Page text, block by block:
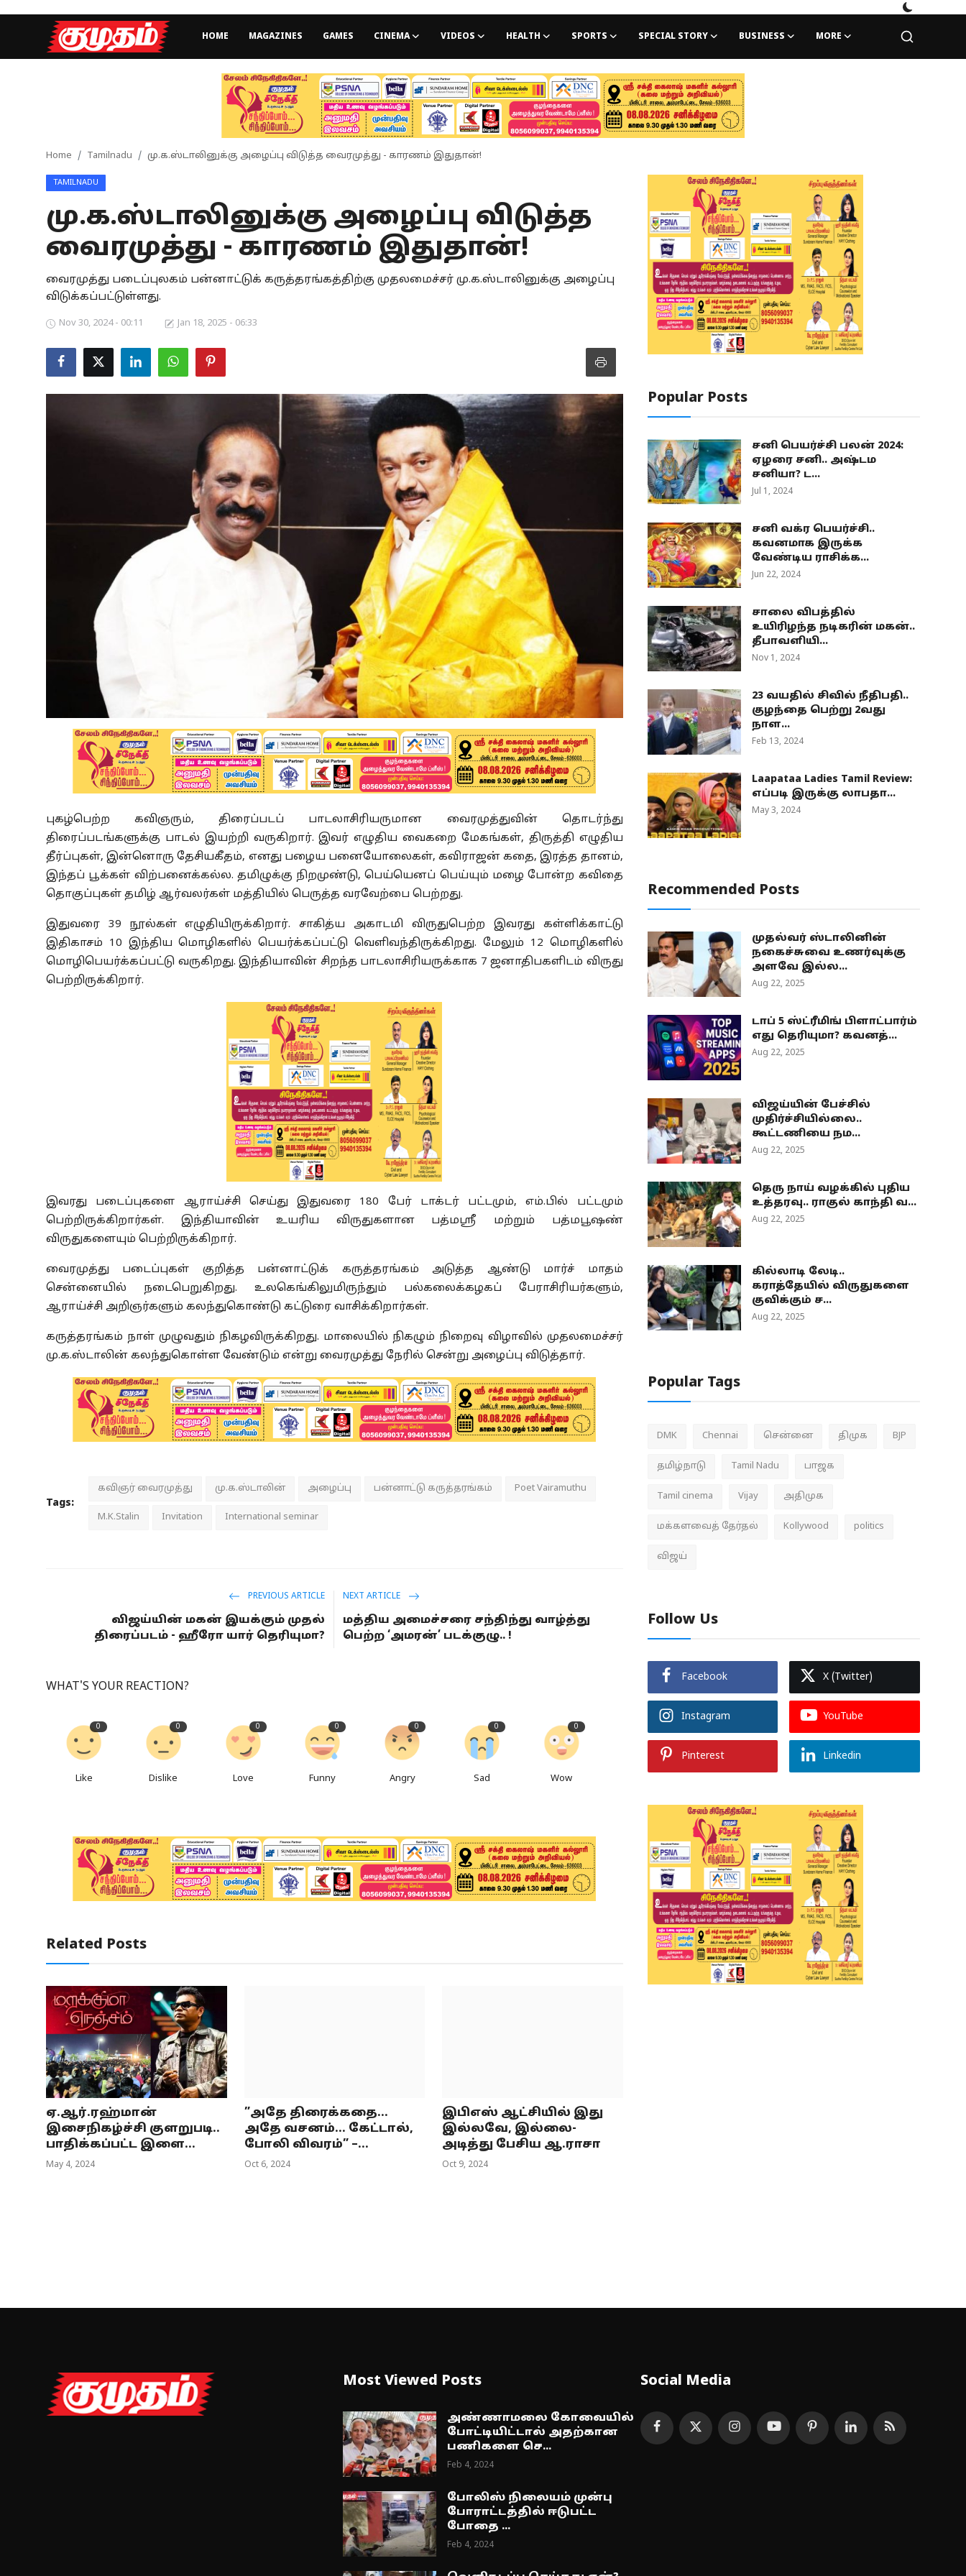
HOME MAGAZINES GAMES CINEMA VIDEOS HEALTH SPORTS SPECIAL STORY BUSINESS MORE
Games
Health
Business
Home Tamilnadu மு.க.ஸ்டாலினுக்கு அழைப்பு விடுத்த வைரமுத்து - காரணம் இதுதான்!
TAMILNADU
மு.க.ஸ்டாலினுக்கு அழைப்பு விடுத்த
வைரமுத்து - காரணம் இதுதான்!
வைரமுத்து படைப்புலகம் பன்னாட்டுக் கருத்தரங்கத்திற்கு முதலமைச்சர் மு.க.ஸ்டாலினுக்கு அழைப்பு
விடுக்கப்பட்டுள்ளது.
Nov 30, 2024 - 00:11 Jan 18, 2025 - 06:33
புகழ்பெற்ற கவிஞரும், திரைப்படப் பாடலாசிரியருமான வைரமுத்துவின் தொடர்ந்து
திரைப்படங்களுக்கு பாடல் இயற்றி வருகிறார். இவர் எழுதிய வைகறை மேகங்கள், திருத்தி எழுதிய
தீர்ப்புகள், இன்னொரு தேசியகீதம், எனது பழைய பனையோலைகள், கவிராஜன் கதை, இரத்த தானம்,
இந்தப் பூக்கள் விற்பனைக்கல்ல. தமிழுக்கு நிறமுண்டு, பெய்யெனப் பெய்யும் ம‌ழை போன்ற கவிதை
தொகுப்புகள் தமிழ் ஆர்வலர்கள் மத்தியில் பெருத்த வரவேற்பை பெற்றது.
இதுவரை 39 நூல்கள் எழுதியிருக்கிறார். சாகித்ய அகாடமி விருதுபெற்ற இவரது கள்ளிக்காட்டு
இதிகாசம் 10 இந்திய மொழிகளில் பெயர்க்கப்பட்டு வெளிவந்திருக்கிறது. மேலும் 12 மொழிகளில்
மொழிபெயர்க்கப்பட்டு வருகிறது. இந்தியாவின் சிறந்த பாடலாசிரியருக்காக 7 ஜனாதிபகளிடம் விருது
பெற்றிருக்கிறார்.
இவரது படைப்புகளை ஆராய்ச்சி செய்து இதுவரை 180 பேர் டாக்டர் பட்டமும், எம்.பில் பட்டமும்
பெற்றிருக்கிறார்கள். இந்தியாவின் உயரிய விருதுகளான பத்மஸ்ரீ மற்றும் பத்மபூஷண்
விருதுகளையும் பெற்றிருக்கிறார்.
வைரமுத்து படைப்புகள் குறித்த பன்னாட்டுக் கருத்தரங்கம் அடுத்த ஆண்டு மார்ச் மாதம்
சென்னையில் நடைபெறுகிறது. உலகெங்கிலுமிருந்தும் பல்கலைக்கழகப் பேராசிரியர்களும்,
ஆராய்ச்சி அறிஞர்களும் கலந்துகொண்டு கட்டுரை வாசிக்கிறார்கள்.
கருத்தரங்கம் நாள் முழுவதும் நிகழவிருக்கிறது. மாலையில் நிகழும் நிறைவு விழாவில் முதலமைச்சர்
மு.க.ஸ்டாலின் கலந்துகொள்ள வேண்டும் என்று வைரமுத்து நேரில் சென்று அழைப்பு விடுத்தார்.
Tags:
கவிஞர் வைரமுத்து மு.க.ஸ்டாலின் அழைப்பு பன்னாட்டு கருத்தரங்கம் Poet Vairamuthu
M.K.Stalin Invitation International seminar
PREVIOUS ARTICLE
விஜய்யின் மகன் இயக்கும் முதல்
திரைப்படம் - ஹீரோ யார் தெரியுமா?
NEXT ARTICLE
மத்திய அமைச்சரை சந்திந்து வாழ்த்து
பெற்ற ‘அமரன்’ படக்குழு.. !
WHAT'S YOUR REACTION?
0
Like
0
Dislike
0
Love
0
Funny
0
Angry
0
Sad
0
Wow
Related Posts
ஏ.ஆர்.ரஹ்மான்
இசைநிகழ்ச்சி குளறுபடி..
பாதிக்கப்பட்ட இளை...
May 4, 2024
”அதே திரைக்கதை...
அதே வசனம்... கேட்டால்,
போலி விவரம்” –...
Oct 6, 2024
இபிஎஸ் ஆட்சியில் இது
இல்லவே, இல்லை-
அடித்து பேசிய ஆ.ராசா
Oct 9, 2024
Popular Posts
சனி பெயர்ச்சி பலன் 2024:
ஏழரை சனி.. அஷ்டம
சனியா? ட...
Jul 1, 2024
சனி வக்ர பெயர்ச்சி..
கவனமாக இருக்க
வேண்டிய ராசிக்க...
Jun 22, 2024
சாலை விபத்தில்
உயிரிழந்த நடிகரின் மகன்..
தீபாவளியி...
Nov 1, 2024
23 வயதில் சிவில் நீதிபதி..
குழந்தை பெற்று 2வது
நாள...
Feb 13, 2024
Laapataa Ladies Tamil Review:
எப்படி இருக்கு லாபதா...
May 3, 2024
Recommended Posts
முதல்வர் ஸ்டாலினின்
நகைச்சுவை உணர்வுக்கு
அளவே இல்ல...
Aug 22, 2025
டாப் 5 ஸ்ட்ரீமிங் பிளாட்பார்ம்
எது தெரியுமா? கவனத்...
Aug 22, 2025
விஜய்யின் பேச்சில்
முதிர்ச்சியில்லை..
கூட்டணியை நம...
Aug 22, 2025
தெரு நாய் வழக்கில் புதிய
உத்தரவு.. ராகுல் காந்தி வ...
Aug 22, 2025
கில்லாடி லேடி..
கராத்தேயில் விருதுகளை
குவிக்கும் ச...
Aug 22, 2025
Popular Tags
DMK Chennai சென்னை திமுக BJP
தமிழ்நாடு Tamil Nadu பாஜக
Tamil cinema Vijay அதிமுக
மக்களவைத் தேர்தல் Kollywood politics
விஜய்
Follow Us
Facebook X (Twitter)
Instagram YouTube
Pinterest Linkedin
Most Viewed Posts
அண்ணாமலை கோவையில்
போட்டியிட்டால் அதற்கான
பணிகளை செ...
Feb 4, 2024
போலிஸ் நிலையம் முன்பு
போராட்டத்தில் ஈடுபட்ட
போதை ...
Feb 4, 2024
Social Media